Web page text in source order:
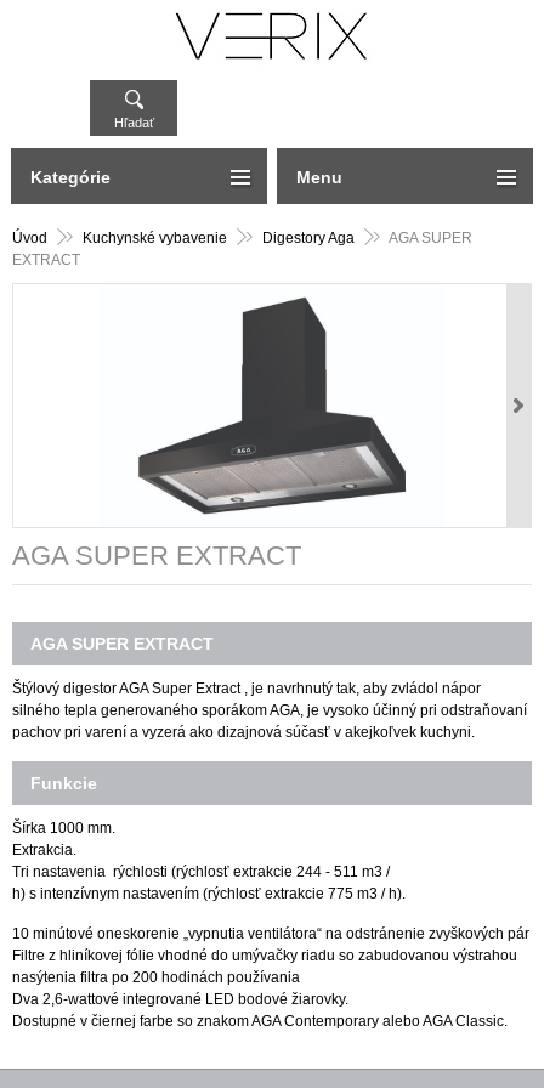
Hľadať
Úvod Kuchynské vybavenie Digestory Aga
AGA SUPER
EXTRACT
AGA SUPER EXTRACT
AGA SUPER EXTRACT
Štýlový digestor AGA Super Extract , je navrhnutý tak, aby zvládol nápor
silného tepla generovaného sporákom AGA, je vysoko účinný pri odstraňovaní
pachov pri varení a vyzerá ako dizajnová súčasť v akejkoľvek kuchyni.
Funkcie
Šírka 1000 mm.
Extrakcia.
Tri nastavenia rýchlosti (rýchlosť extrakcie 244 - 511 m3 /
h) s intenzívnym nastavením (rýchlosť extrakcie 775 m3 / h).
10 minútové oneskorenie „vypnutia ventilátora“ na odstránenie zvyškových pár
Filtre z hliníkovej fólie vhodné do umývačky riadu so zabudovanou výstrahou
nasýtenia filtra po 200 hodinách používania
Dva 2,6-wattové integrované LED bodové žiarovky.
Dostupné v čiernej farbe so znakom AGA Contemporary alebo AGA Classic.
Kategórie Menu